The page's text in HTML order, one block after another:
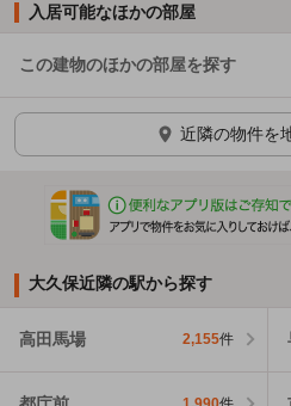
入居可能なほかの部屋
この建物のほかの部屋を探す
ほかの部屋を検索中…
近隣の物件を
大久保近隣の駅から探す
高田馬場 2,155件